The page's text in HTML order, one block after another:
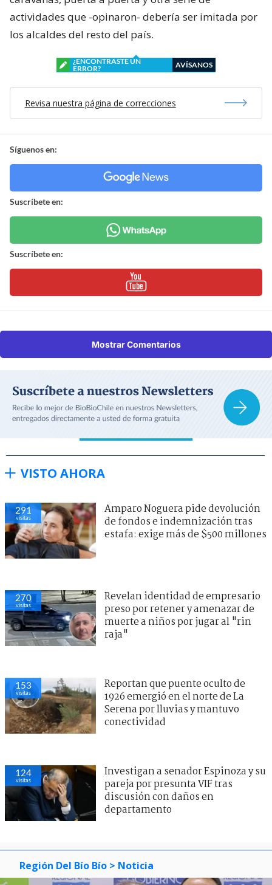
actividades que -opinaron- debería ser imitada por
los alcaldes del resto del país.
¿ENCONTRASTE UN
ERROR?
AVÍSANOS
Revisa nuestra página de correcciones
Síguenos en:
Suscríbete en:
Suscríbete en:
Mostrar Comentarios
VISTO AHORA
291
visitas
Amparo Noguera pide devolución
de fondos e indemnización tras
estafa: exige más de $500 millones
270
visitas
Revelan identidad de empresario
preso por retener y amenazar de
muerte a niños por jugar al "rin
raja"
153
visitas
Reportan que puente oculto de
1926 emergió en el norte de La
Serena por lluvias y mantuvo
conectividad
124
visitas
Investigan a senador Espinoza y su
pareja por presunta VIF tras
discusión con daños en
departamento
Región Del Bío Bío > Noticia